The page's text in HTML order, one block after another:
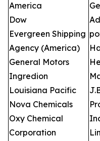
America
Dow
Evergreen Shipping
Agency (America)
General Motors
Ingredion
Louisiana Pacific
Nova Chemicals
Oxy Chemical
Corporation